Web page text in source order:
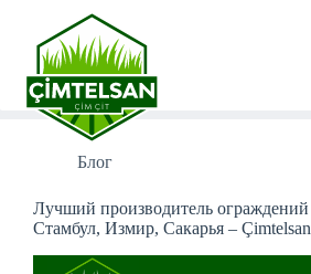
травяной забор
Блог
Лучший производитель ограждений
Стамбул, Измир, Сакарья – Çimtelsan